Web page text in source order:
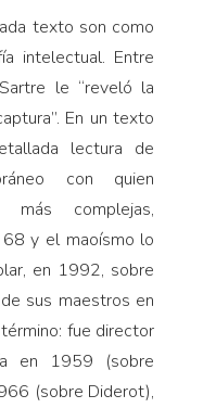
texto son como
intelectual. Entre
le “reveló la
En un texto
lectura de
con quien
más complejas,
y el maoísmo lo
en 1992, sobre
sus maestros en
fue director
en 1959 (sobre
(sobre Diderot),